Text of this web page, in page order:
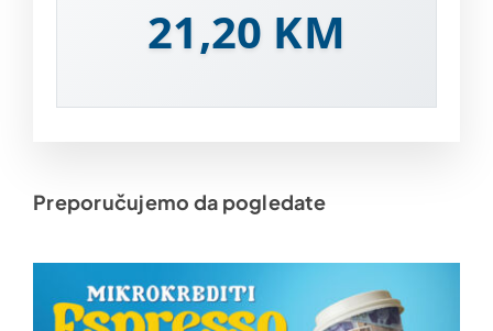
21,20 KM
Preporučujemo da pogledate